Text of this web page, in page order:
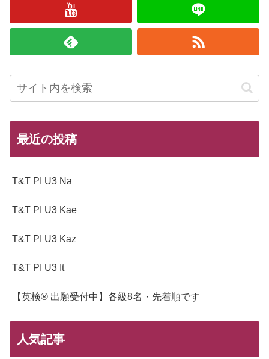
最近の投稿
T&T PI U3 Na
T&T PI U3 Kae
T&T PI U3 Kaz
T&T PI U3 It
【英検® 出願受付中】各級8名・先着順です
人気記事